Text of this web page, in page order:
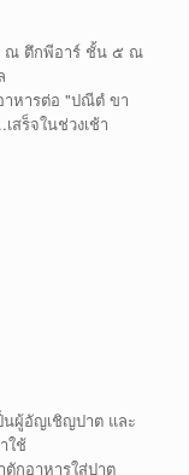
ณ ตึกพีอาร์ ชั้น ๕ ณ
หารต่อ "ปณีตํ ขา
สร็จในช่วงเช้า
ผู้อัญเชิญปาต และ
ใช้
ตักอาหารใส่ปาต